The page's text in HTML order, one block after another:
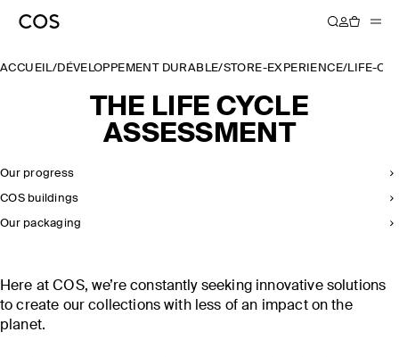
ACCUEIL/DÉVELOPPEMENT DURABLE/STORE-EXPERIENCE/LIFE-
THE LIFE CYCLE
ASSESSMENT
Our progress
COS buildings
Our packaging
Here at COS, we’re constantly seeking innovative solutions
to create our collections with less of an impact on the
planet.